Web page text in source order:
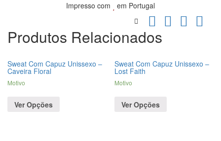
Impresso com em Portugal
Produtos Relacionados
Sweat Com Capuz Unissexo –
Caveira Floral
Motivo
Ver Opções
Sweat Com Capuz Unissexo –
Lost Faith
Motivo
Ver Opções